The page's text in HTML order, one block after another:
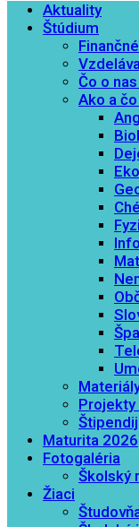
Aktuality
Štúdium
Čo o
Ako a
Projekty
Maturita 2026
Fotogaléria
Školský
Žiaci